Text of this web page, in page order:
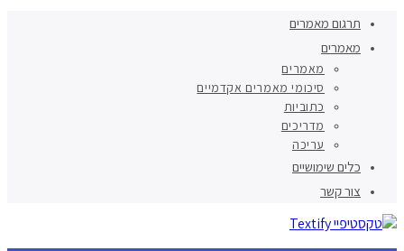
תרגום מאמרים
מאמרים
מאמרים
סיכומי מאמרים אקדמיים
כתוביות
מדריכים
עריכה
כלים שימושיים
צור קשר